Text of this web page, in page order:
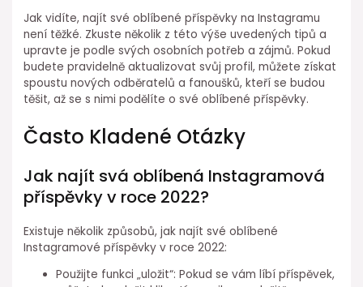
Jak vidíte, najít své oblíbené příspěvky na Instagramu
není těžké. Zkuste několik z této výše uvedených tipů a
upravte je podle svých osobních potřeb a zájmů. Pokud
budete pravidelně aktualizovat svůj profil, můžete získat
spoustu nových odběratelů a fanoušků, kteří se budou
těšit, až se s nimi podělíte o své oblíbené příspěvky.
Často Kladené Otázky
Jak najít svá oblíbená Instagramová
příspěvky v roce 2022?
Existuje několik způsobů, jak najít své oblíbené
Instagramové příspěvky v roce 2022:
Použijte funkci „uložit“: Pokud se vám líbí příspěvek,